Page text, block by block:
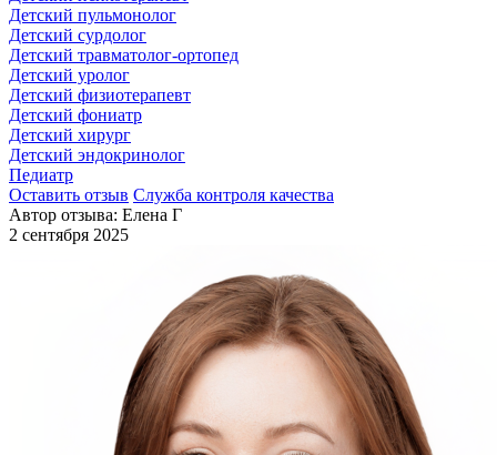
Детский пульмонолог
Детский сурдолог
Детский травматолог-ортопед
Детский уролог
Детский физиотерапевт
Детский фониатр
Детский хирург
Детский эндокринолог
Педиатр
Оставить отзыв Служба контроля качества
Автор отзыва: Елена Г
2 сентября 2025